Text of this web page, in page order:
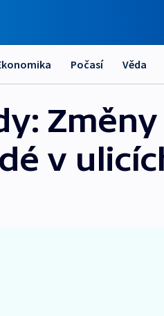
Počasí Věda
Změny
v